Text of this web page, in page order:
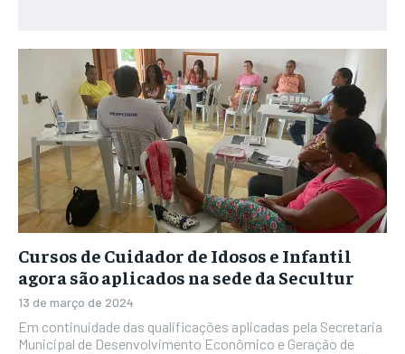
Cursos de Cuidador de Idosos e Infantil
agora são aplicados na sede da Secultur
13 de março de 2024
Em continuidade das qualificações aplicadas pela Secretaria
Municipal de Desenvolvimento Econômico e Geração de